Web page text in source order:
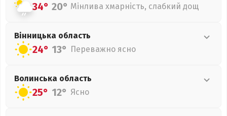
34° 20° Мінлива хмарність, слабкий дощ
Вінницька область
24° 13° Переважно ясно
Волинська область
25° 12° Ясно